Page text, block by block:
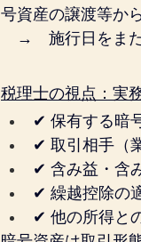
号資産の譲渡等か
→　施行日をまた
税理士の視点：実
✔ 保有する暗
✔ 取引相手（
✔ 含み益・含
✔ 繰越控除の
✔ 他の所得と